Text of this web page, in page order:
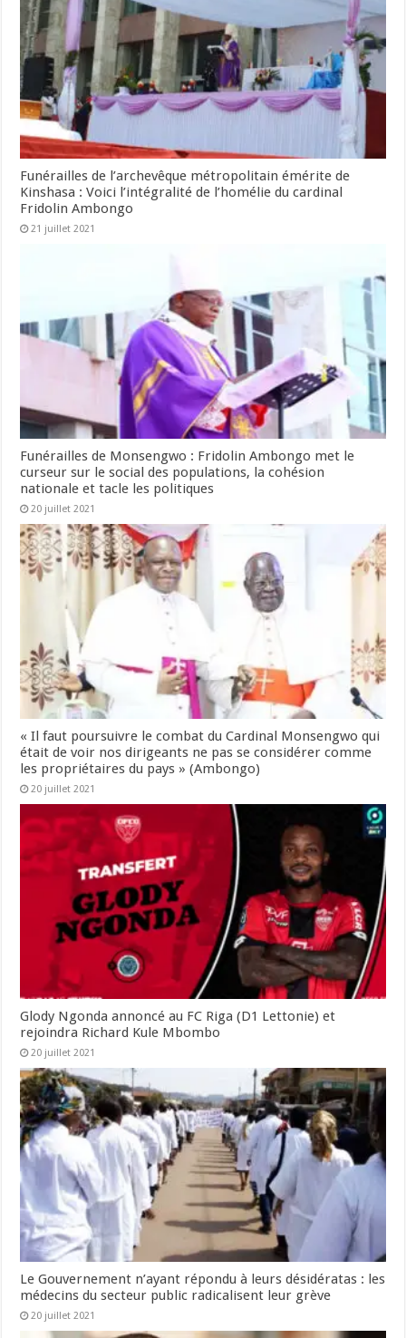
Funérailles de l’archevêque métropolitain émérite de
Kinshasa : Voici l’intégralité de l’homélie du cardinal
Fridolin Ambongo
21 juillet 2021
Funérailles de Monsengwo : Fridolin Ambongo met le
curseur sur le social des populations, la cohésion
nationale et tacle les politiques
20 juillet 2021
« Il faut poursuivre le combat du Cardinal Monsengwo qui
était de voir nos dirigeants ne pas se considérer comme
les propriétaires du pays » (Ambongo)
20 juillet 2021
Glody Ngonda annoncé au FC Riga (D1 Lettonie) et
rejoindra Richard Kule Mbombo
20 juillet 2021
Le Gouvernement n’ayant répondu à leurs désidératas : les
médecins du secteur public radicalisent leur grève
20 juillet 2021